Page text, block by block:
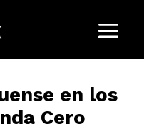
en los
Cero